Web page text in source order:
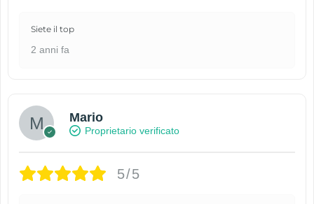
Siete il top
2 anni fa
Mario
Proprietario verificato
5/5